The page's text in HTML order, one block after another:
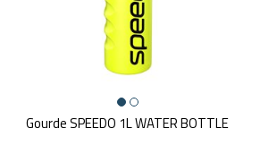
Gourde SPEEDO 1L WATER BOTTLE